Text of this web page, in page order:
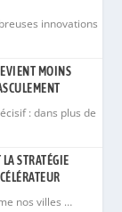
innovations
MOINS
: dans plus de
STRATÉGIE
nos villes …